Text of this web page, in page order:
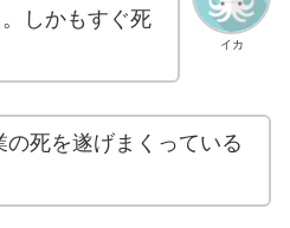
イカ
しかもすぐ死
の死を遂げまくっている